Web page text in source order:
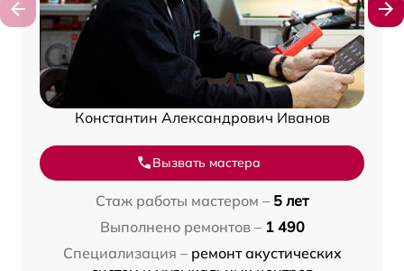
Константин Александрович Иванов
Вызвать мастера
Стаж работы мастером – 5 лет
Выполнено ремонтов – 1 490
Специализация – ремонт акустических